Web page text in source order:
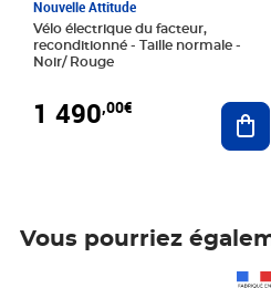
Nouvelle Attitude
Vélo électrique du facteur,
reconditionné - Taille normale -
Noir/ Rouge
1 490,00€
Vous pourriez